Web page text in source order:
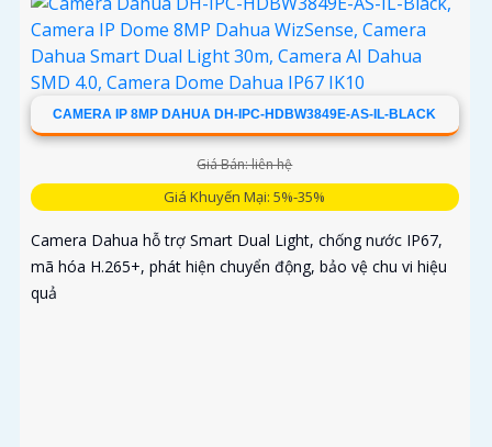
CAMERA IP 8MP DAHUA DH-IPC-HDBW3849E-AS-IL-BLACK
Giá Bán: liên hệ
Giá Khuyến Mại: 5%-35%
Camera Dahua hỗ trợ Smart Dual Light, chống nước IP67,
mã hóa H.265+, phát hiện chuyển động, bảo vệ chu vi hiệu
quả